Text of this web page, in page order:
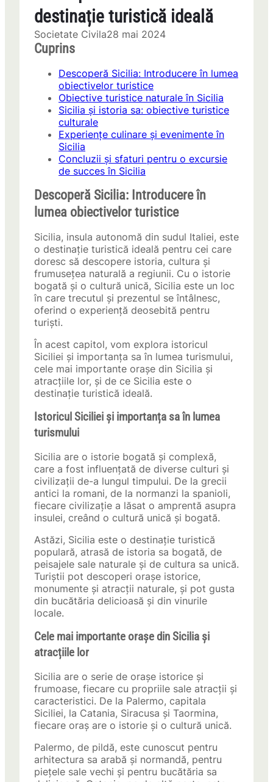
destinație turistică ideală
Societate Civila28 mai 2024
Cuprins
Descoperă Sicilia: Introducere în lumea
obiectivelor turistice
Obiective turistice naturale în Sicilia
Sicilia și istoria sa: obiective turistice
culturale
Experiențe culinare și evenimente în
Sicilia
Concluzii și sfaturi pentru o excursie
de succes în Sicilia
Descoperă Sicilia: Introducere în
lumea obiectivelor turistice
Sicilia, insula autonomă din sudul Italiei, este
o destinație turistică ideală pentru cei care
doresc să descopere istoria, cultura și
frumusețea naturală a regiunii. Cu o istorie
bogată și o cultură unică, Sicilia este un loc
în care trecutul și prezentul se întâlnesc,
oferind o experiență deosebită pentru
turiști.
În acest capitol, vom explora istoricul
Siciliei și importanța sa în lumea turismului,
cele mai importante orașe din Sicilia și
atracțiile lor, și de ce Sicilia este o
destinație turistică ideală.
Istoricul Siciliei și importanța sa în lumea
turismului
Sicilia are o istorie bogată și complexă,
care a fost influențată de diverse culturi și
civilizații de-a lungul timpului. De la grecii
antici la romani, de la normanzi la spanioli,
fiecare civilizație a lăsat o amprentă asupra
insulei, creând o cultură unică și bogată.
Astăzi, Sicilia este o destinație turistică
populară, atrasă de istoria sa bogată, de
peisajele sale naturale și de cultura sa unică.
Turiștii pot descoperi orașe istorice,
monumente și atracții naturale, și pot gusta
din bucătăria delicioasă și din vinurile
locale.
Cele mai importante orașe din Sicilia și
atracțiile lor
Sicilia are o serie de orașe istorice și
frumoase, fiecare cu propriile sale atracții și
caracteristici. De la Palermo, capitala
Siciliei, la Catania, Siracusa și Taormina,
fiecare oraș are o istorie și o cultură unică.
Palermo, de pildă, este cunoscut pentru
arhitectura sa arabă și normandă, pentru
piețele sale vechi și pentru bucătăria sa